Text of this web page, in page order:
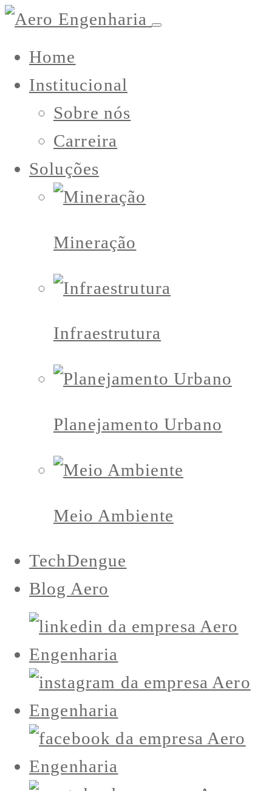
Home
Institucional
Sobre nós
Carreira
Soluções
Mineração
Infraestrutura
Planejamento Urbano
Meio Ambiente
TechDengue
Blog Aero